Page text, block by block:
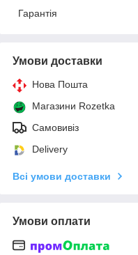
Гарантія
Умови доставки
Нова Пошта
Магазини Rozetka
Самовивіз
Delivery
Всі умови доставки
Умови оплати